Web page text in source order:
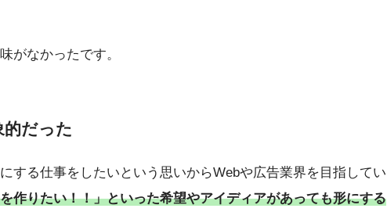
がなかったです。
だった
する仕事をしたいという思いからWebや広告業界を目指してい
作りたい！！」といった希望やアイディアがあっても形にする